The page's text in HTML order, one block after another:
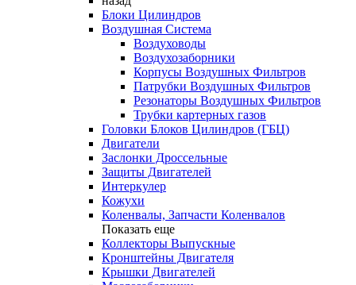
Блоки Цилиндров
Воздушная Система
Воздуховоды
Воздухозаборники
Корпусы Воздушных Фильтров
Патрубки Воздушных Фильтров
Резонаторы Воздушных Фильтров
Трубки картерных газов
Головки Блоков Цилиндров (ГБЦ)
Двигатели
Заслонки Дроссельные
Защиты Двигателей
Интеркулер
Кожухи
Коленвалы, Запчасти Коленвалов
Показать еще
Коллекторы Выпускные
Кронштейны Двигателя
Крышки Двигателей